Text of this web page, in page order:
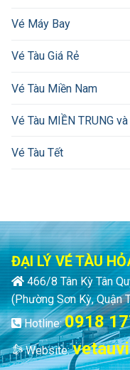
Vé Máy Bay
Vé Tàu Giá Rẻ
Vé Tàu Miền Nam
Vé Tàu MIỀN TRUNG
Vé Tàu Tết
ĐẠI LÝ VÉ TÀU
466/8 Tân Kỳ Tân
(Phường Sơn Kỳ, Quận
Hotline:0918
Website: